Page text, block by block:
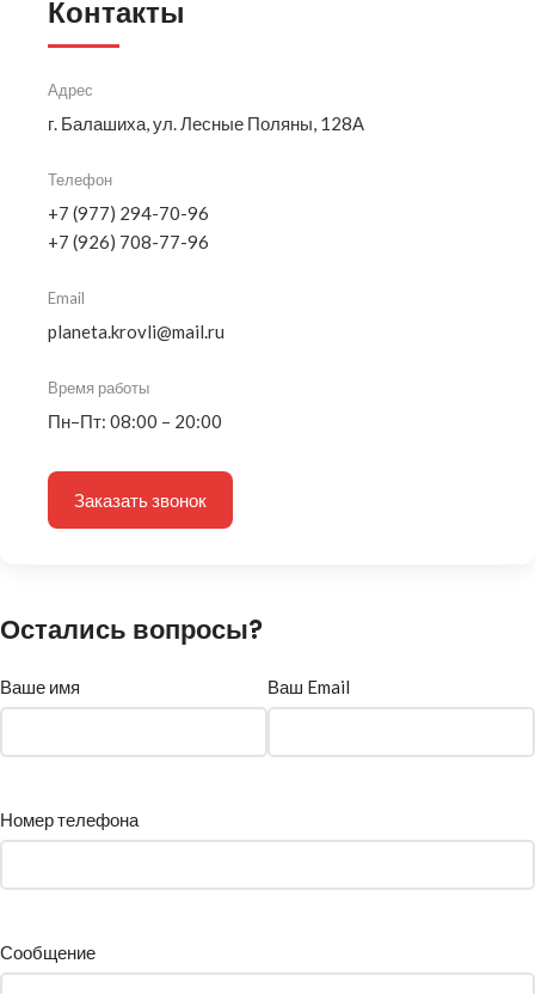
Контакты
Адрес
г. Балашиха, ул. Лесные Поляны, 128А
Телефон
+7 (977) 294-70-96
+7 (926) 708-77-96
Email
planeta.krovli@mail.ru
Время работы
Пн–Пт: 08:00 – 20:00
Заказать звонок
Остались вопросы?
Ваше имя Ваш Email
Номер телефона
Сообщение